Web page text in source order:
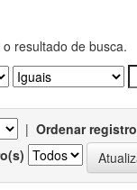
resultado de busca.
| Ordenar